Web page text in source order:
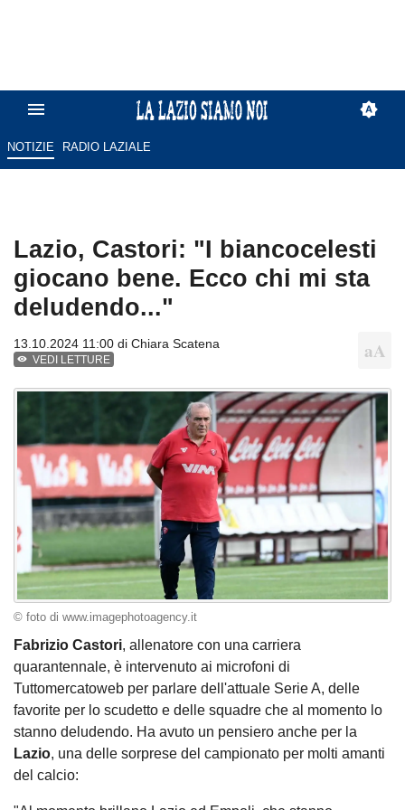
NOTIZIE RADIO LAZIALE
Lazio, Castori: "I biancocelesti
giocano bene. Ecco chi mi sta
deludendo..."
13.10.2024 11:00 di Chiara Scatena
VEDI LETTURE
© foto di www.imagephotoagency.it
Fabrizio Castori, allenatore con una carriera
quarantennale, è intervenuto ai microfoni di
Tuttomercatoweb per parlare dell'attuale Serie A, delle
favorite per lo scudetto e delle squadre che al momento lo
stanno deludendo. Ha avuto un pensiero anche per la
Lazio, una delle sorprese del campionato per molti amanti
del calcio: